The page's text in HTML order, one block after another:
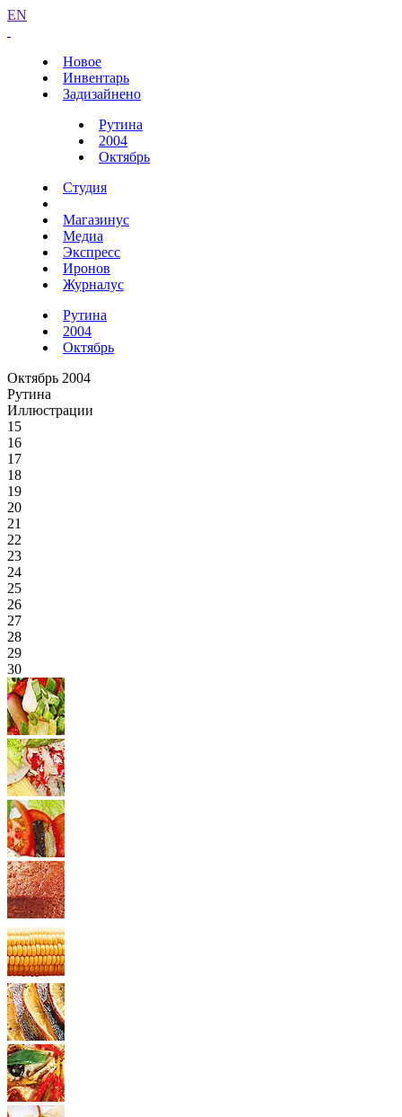
EN
Новое
Инвентарь
Задизайнено
Рутина
2004
Октябрь
Студия
Магазинус
Медиа
Экспресс
Иронов
Журналус
Рутина
2004
Октябрь
Октябрь 2004
Рутина
Иллюстрации
15
16
17
18
19
20
21
22
23
24
25
26
27
28
29
30